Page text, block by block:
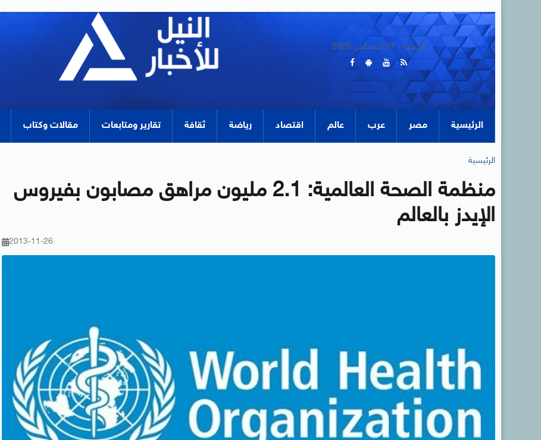
الجمعة - 07 أغسطس 2026
الرئيسية مصر عرب عالم اقتصاد رياضة ثقافة تقارير ومتابعات مقالات وكتاب
الرئيسية
منظمة الصحة العالمية: 2.1 مليون مراهق مصابون بفيروس
الإيدز بالعالم
2013-11-26